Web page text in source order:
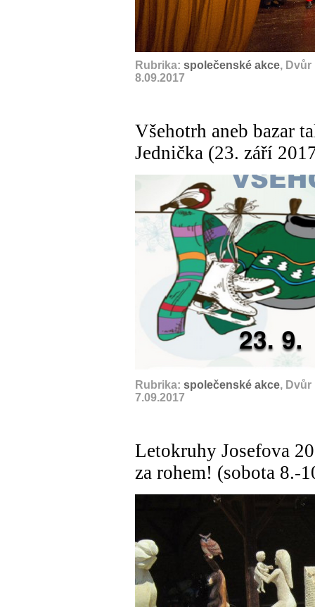
Rubrika: společenské akce, Dvůr
8.09.2017
Všehotrh aneb bazar
Jednička (23. září
Rubrika: společenské akce, Dvůr
7.09.2017
Letokruhy Josefova
za rohem! (sobota 8.-